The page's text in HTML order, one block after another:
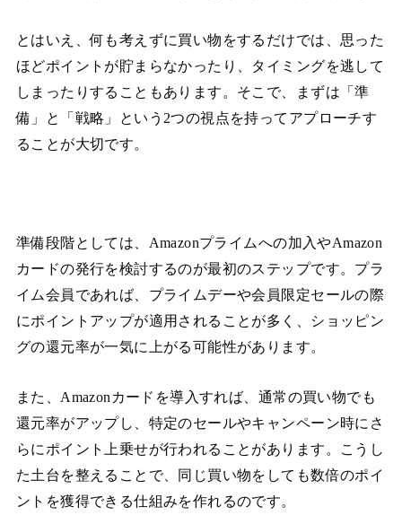
とはいえ、何も考えずに買い物をするだけでは、思った
ほどポイントが貯まらなかったり、タイミングを逃して
しまったりすることもあります。そこで、まずは「準
備」と「戦略」という2つの視点を持ってアプローチす
ることが大切です。
準備段階としては、Amazonプライムへの加入やAmazon
カードの発行を検討するのが最初のステップです。プラ
イム会員であれば、プライムデーや会員限定セールの際
にポイントアップが適用されることが多く、ショッピン
グの還元率が一気に上がる可能性があります。
また、Amazonカードを導入すれば、通常の買い物でも
還元率がアップし、特定のセールやキャンペーン時にさ
らにポイント上乗せが行われることがあります。こうし
た土台を整えることで、同じ買い物をしても数倍のポイ
ントを獲得できる仕組みを作れるのです。